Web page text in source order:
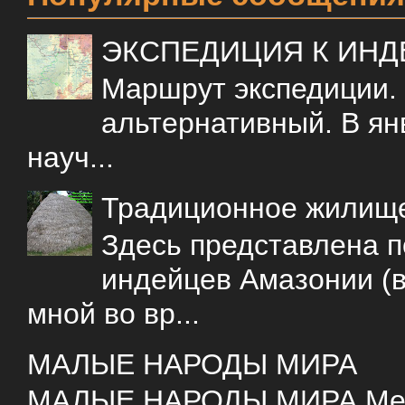
ЭКСПЕДИЦИЯ К
Маршрут
альтернативный. В
науч...
Традиционное
Здесь представлена
индейцев Амазонии
мной во вр...
МАЛЫЕ НАРОДЫ МИРА